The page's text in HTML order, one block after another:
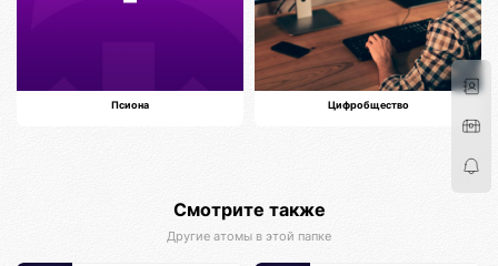
Псиона Цифробщество
Смотрите также
Другие атомы в этой папке